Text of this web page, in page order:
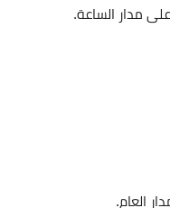
مدار الساعة.
العام.